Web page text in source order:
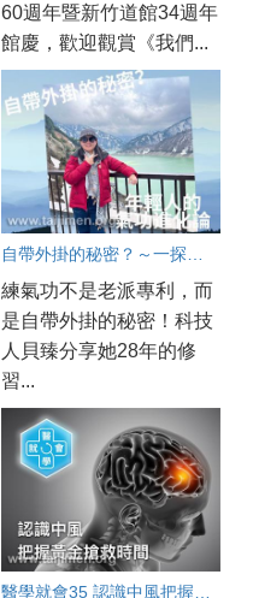
60週年暨新竹道館34週年
館慶，歡迎觀賞《我們...
練氣功不是老派專利，而
是自帶外掛的秘密！科技
人貝臻分享她28年的修
習...
醫學就會35 認識中風把握黃金搶救時間